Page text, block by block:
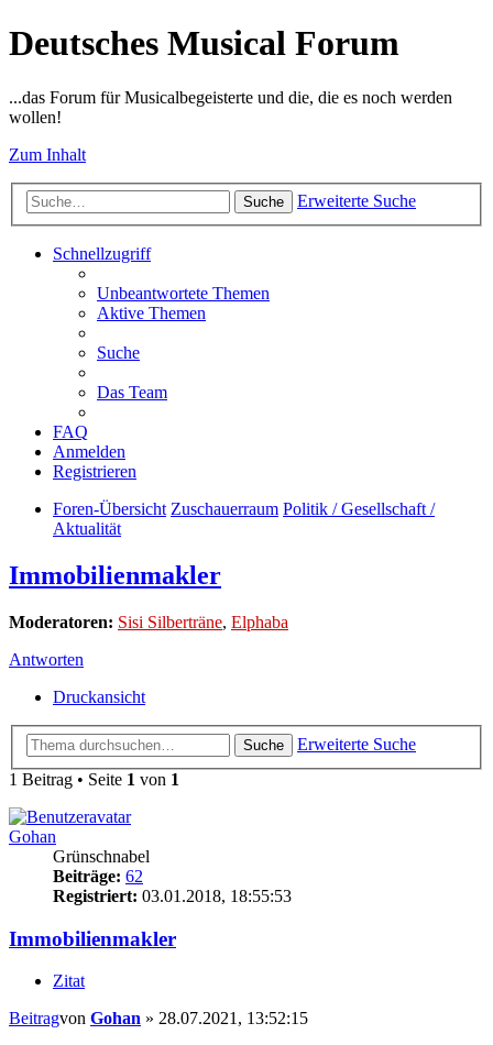
Deutsches Musical Forum
...das Forum für Musicalbegeisterte und die, die es noch werden
wollen!
Zum Inhalt
Suche Erweiterte Suche
Schnellzugriff
Unbeantwortete Themen
Aktive Themen
Suche
Das Team
FAQ
Anmelden
Registrieren
Foren-Übersicht Zuschauerraum Politik / Gesellschaft /
Aktualität
Immobilienmakler
Moderatoren: Sisi Silberträne, Elphaba
Antworten
Druckansicht
Suche
Erweiterte Suche
1 Beitrag • Seite 1 von 1
Gohan
Grünschnabel
Beiträge: 62
Registriert: 03.01.2018, 18:55:53
Immobilienmakler
Zitat
Beitragvon Gohan » 28.07.2021, 13:52:15